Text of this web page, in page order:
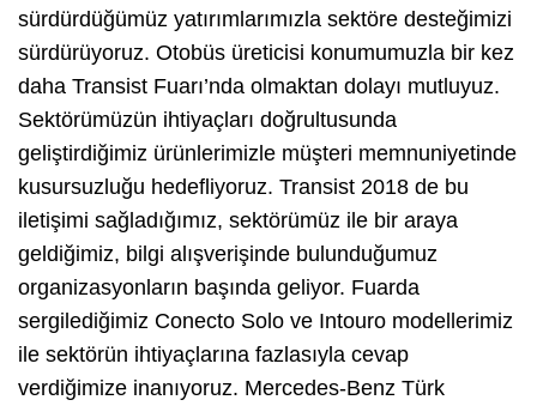
sürdürdüğümüz yatırımlarımızla sektöre desteğimizi
sürdürüyoruz. Otobüs üreticisi konumumuzla bir kez
daha Transist Fuarı’nda olmaktan dolayı mutluyuz.
Sektörümüzün ihtiyaçları doğrultusunda
geliştirdiğimiz ürünlerimizle müşteri memnuniyetinde
kusursuzluğu hedefliyoruz. Transist 2018 de bu
iletişimi sağladığımız, sektörümüz ile bir araya
geldiğimiz, bilgi alışverişinde bulunduğumuz
organizasyonların başında geliyor. Fuarda
sergilediğimiz Conecto Solo ve Intouro modellerimiz
ile sektörün ihtiyaçlarına fazlasıyla cevap
verdiğimize inanıyoruz. Mercedes-Benz Türk